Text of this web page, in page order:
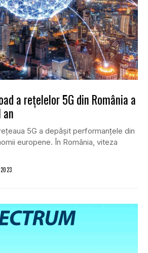
a rețelelor 5G din România a
5G a depășit performanțele din
europene. În România, viteza